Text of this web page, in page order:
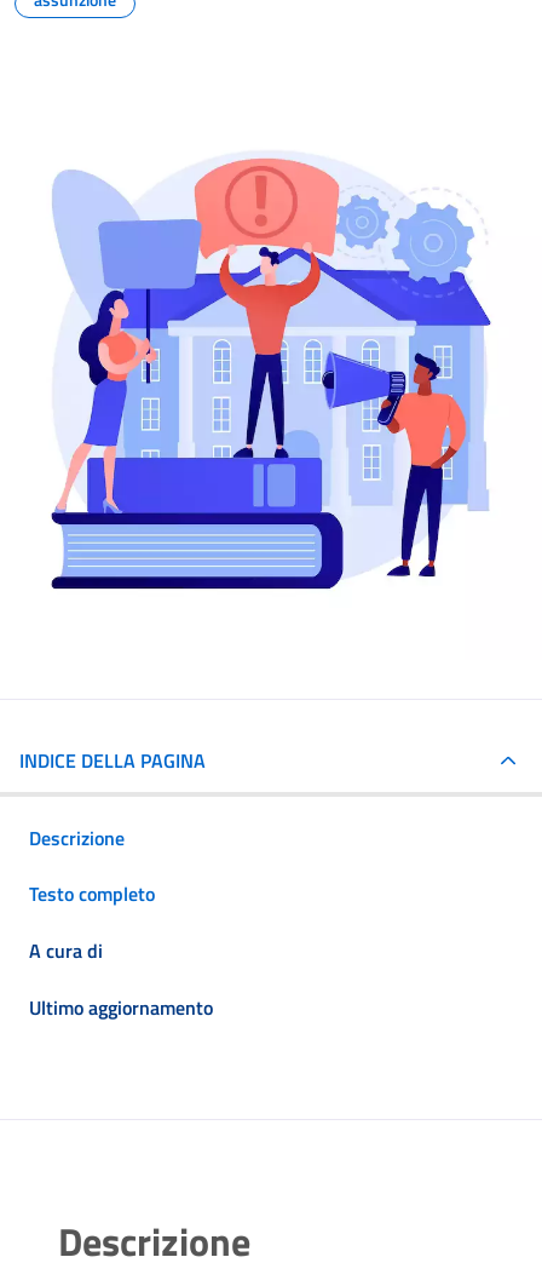
INDICE DELLA PAGINA
Descrizione
Testo completo
A cura di
Ultimo aggiornamento
Descrizione